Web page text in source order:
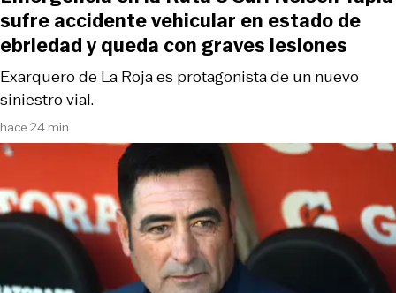
hace 24 min
Exarquero de La Roja es protagonista de un nuevo
siniestro vial.
sufre accidente vehicular en estado de
ebriedad y queda con graves lesiones